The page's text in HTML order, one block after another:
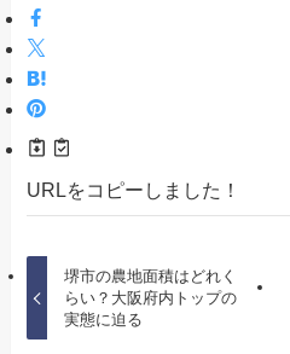
URLをコピーしました！
堺市の農地面積はどれく
らい？大阪府内トップの
実態に迫る